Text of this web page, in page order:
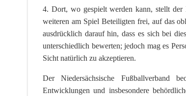
4. Dort, wo gespielt werden kann, stellt der
weiteren am Spiel Beteiligten frei, auf das
ausdrücklich darauf hin, dass es sich bei
unterschiedlich bewerten; jedoch mag es
Sicht natürlich zu akzeptieren.
Der Niedersächsische Fußballverband
Entwicklungen und insbesondere